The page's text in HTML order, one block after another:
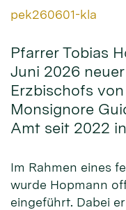
Von:
pek260601-kla
Pfarrer Tobias
Juni 2026
Erzbischofs
Monsignore
Amt seit 2022
Im Rahmen eines
wurde Hopmann
eingeführt. Dabei